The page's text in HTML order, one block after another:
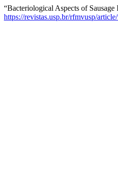
“Bacteriological Aspects of Sausage
https://revistas.usp.br/rfmvusp/